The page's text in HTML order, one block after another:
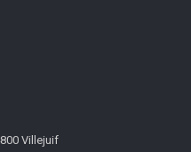
Villejuif